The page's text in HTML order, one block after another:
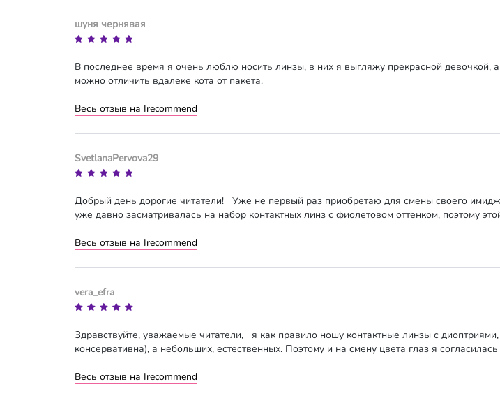
шуня чернявая
В последнее время я очень люблю носить линзы, в них я выгляжу прекрасной
можно отличить вдалеке кота от пакета.
Весь отзыв на Irecommend
SvetlanaPervova29
Добрый день дорогие читатели! Уже не первый раз приобретаю для смены своего
уже давно засматривалась на набор контактных линз с фиолетовом оттенком, поэтому
Весь отзыв на Irecommend
vera_efra
Здравствуйте, уважаемые читатели, я как правило ношу контактные линзы с
консервативна), а небольших, естественных. Поэтому и на смену цвета глаз я
Весь отзыв на Irecommend